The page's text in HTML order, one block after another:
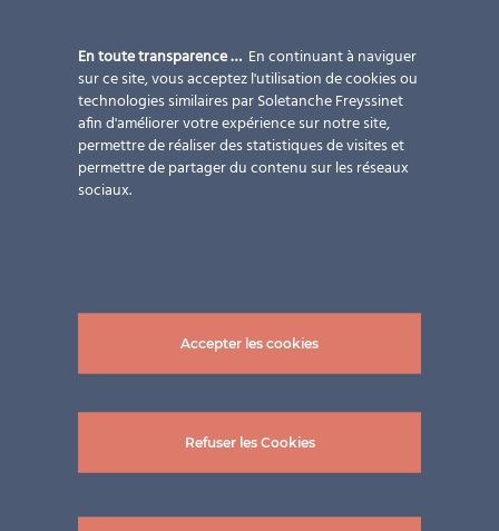
En toute transparence … En continuant à naviguer
sur ce site, vous acceptez l'utilisation de cookies ou
technologies similaires par Soletanche Freyssinet
afin d'améliorer votre expérience sur notre site,
permettre de réaliser des statistiques de visites et
permettre de partager du contenu sur les réseaux
sociaux.
Accepter les cookies
Refuser les Cookies